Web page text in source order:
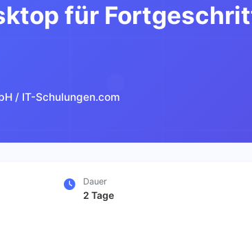
für
/ IT-Schulungen.com
Dauer
2 Tage